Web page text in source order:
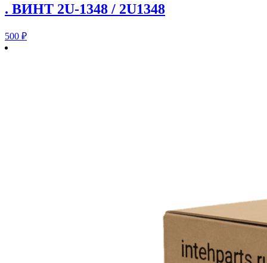
. ВИНТ 2U-1348 / 2U1348
500 ₽